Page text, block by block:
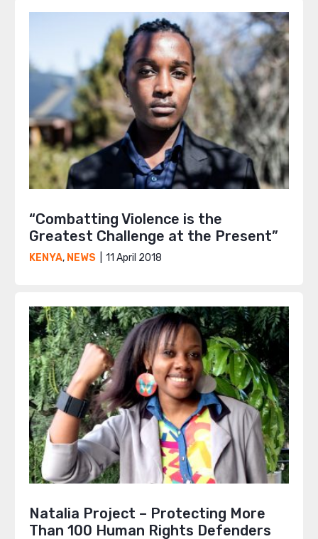
“Combatting Violence is the
Greatest Challenge at the Present”
KENYA, NEWS 11 April 2018
Natalia Project – Protecting More
Than 100 Human Rights Defenders